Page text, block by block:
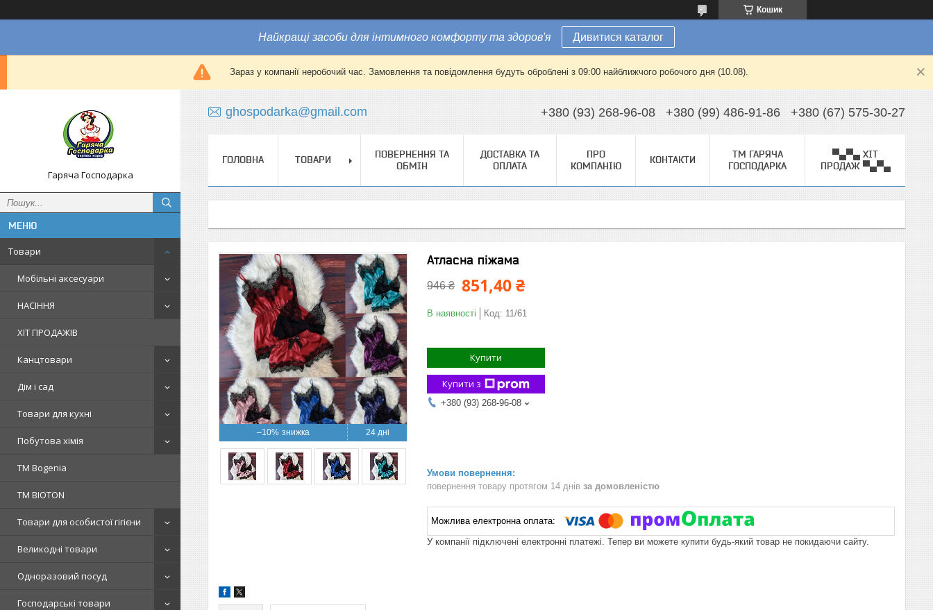
Кошик
Найкращі засоби для інтимного комфорту та здоров'я Дивитися каталог
Зараз у компанії неробочий час. Замовлення та повідомлення будуть оброблені з 09:00 найближчого робочого дня (10.08).
Гаряча Господарка
Товари
Мобільні аксесуари
НАСІННЯ
ХІТ ПРОДАЖІВ
Канцтовари
Дім і сад
Товари для кухні
Побутова хімія
ТМ Bogenia
ТМ BIOTON
Товари для особистої гігієни
Великодні товари
Одноразовий посуд
Господарські товари
ghospodarka@gmail.com +380 (93) 268-96-08 +380 (99) 486-91-86 +380 (67) 575-30-27
ГОЛОВНА ТОВАРИ
ПОВЕРНЕННЯ ТА
ОБМІН
ДОСТАВКА ТА
ОПЛАТА
ПРО
КОМПАНІЮ
КОНТАКТИ
ТМ ГАРЯЧА
ГОСПОДАРКА
▀▄▀▄ ХІТ
ПРОДАЖ ▀▄▀▄
–10% 24 дні
Атласна піжама
946 ₴ 851,40 ₴
В наявності Код: 11/61
Купити
Купити з
+380 (93) 268-96-08
повернення товару протягом 14 днів за домовленістю
У компанії підключені електронні платежі. Тепер ви можете купити будь-який товар не покидаючи сайту.